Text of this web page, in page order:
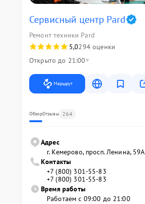
Сервисный центр Pard
Ремонт техники Pard
5,0294 оценки
Открыто до 21:00
Маршрут
ОбзорОтзывы 264
Адрес
г. Кемерово, просп. Ленина, 59А
Контакты
+7 (800) 301-55-83
+7 (800) 301-55-83
Время работы
Работаем с 09:00 до 21:00